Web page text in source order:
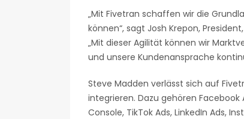
„Mit Fivetran schaffen wir die
können“, sagt Josh Krepon,
„Mit dieser Agilität können wir
und unsere Kundenansprache
Steve Madden verlässt sich auf
integrieren. Dazu gehören Facebook
Console, TikTok Ads, LinkedIn Ads,